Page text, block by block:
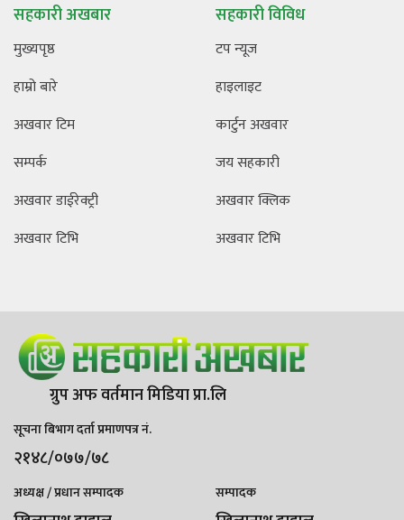
सहकारी अखबार
मुख्यपृष्ठ
हाम्रो बारे
अखवार टिम
सम्पर्क
अखवार डाईरेक्ट्री
अखवार टिभि
सहकारी विविध
टप न्यूज
हाइलाइट
कार्टुन अखवार
जय सहकारी
अखवार क्लिक
अखवार टिभि
ग्रुप अफ वर्तमान मिडिया प्रा.लि
सूचना बिभाग दर्ता प्रमाणपत्र नं.
२१४८/०७७/७८
अध्यक्ष / प्रधान सम्पादक सम्पादक